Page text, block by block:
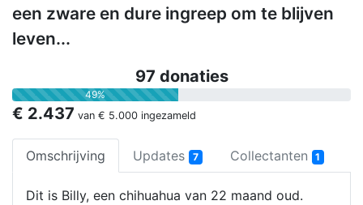
een zware en dure ingreep om te blijven
leven...
97 donaties
49%
€ 2.437 van € 5.000 ingezameld
Omschrijving Updates 7 Collectanten 1
Dit is Billy, een chihuahua van 22 maand oud.